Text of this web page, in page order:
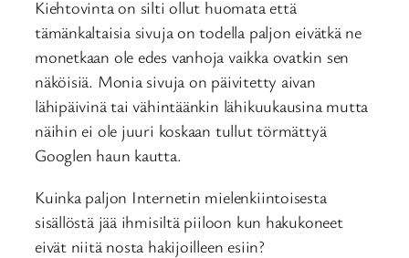
Kiehtovinta on silti ollut huomata että
tämänkaltaisia sivuja on todella paljon eivätkä ne
monetkaan ole edes vanhoja vaikka ovatkin sen
näköisiä. Monia sivuja on päivitetty aivan
lähipäivinä tai vähintäänkin lähikuukausina mutta
näihin ei ole juuri koskaan tullut törmättyä
Googlen haun kautta.
Kuinka paljon Internetin mielenkiintoisesta
sisällöstä jää ihmisiltä piiloon kun hakukoneet
eivät niitä nosta hakijoilleen esiin?